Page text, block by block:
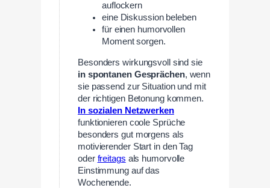
auflockern
eine Diskussion beleben
für einen humorvollen
Moment sorgen.
Besonders wirkungsvoll sind sie
in spontanen Gesprächen, wenn
sie passend zur Situation und mit
der richtigen Betonung kommen.
In sozialen Netzwerken
funktionieren coole Sprüche
besonders gut morgens als
motivierender Start in den Tag
oder freitags als humorvolle
Einstimmung auf das
Wochenende.